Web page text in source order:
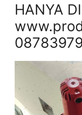
HANYA DI